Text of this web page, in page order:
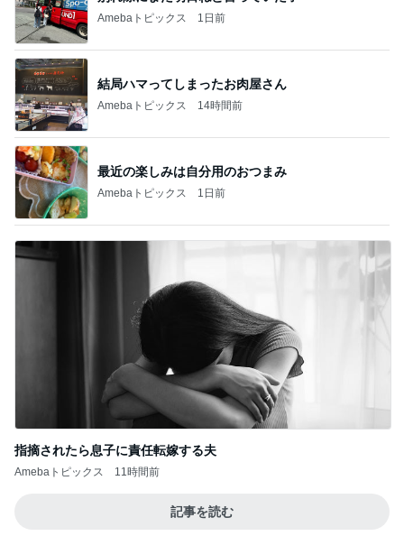
Amebaトピックス 1日前
結局ハマってしまったお肉屋さん
Amebaトピックス 14時間前
最近の楽しみは自分用のおつまみ
Amebaトピックス 1日前
指摘されたら息子に責任転嫁する夫
Amebaトピックス 11時間前
記事を読む